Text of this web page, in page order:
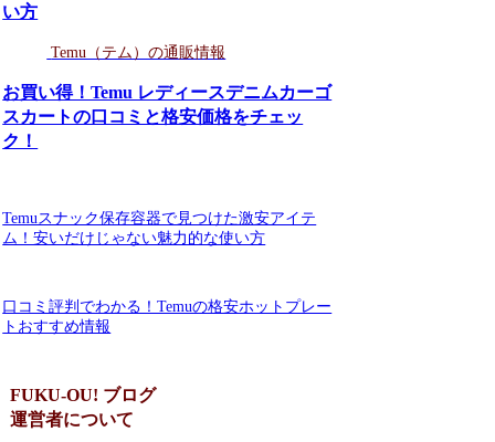
い方
Temu（テム）の通販情報
お買い得！Temu レディースデニムカーゴ
スカートの口コミと格安価格をチェッ
ク！
Temuスナック保存容器で見つけた激安アイテ
ム！安いだけじゃない魅力的な使い方
口コミ評判でわかる！Temuの格安ホットプレー
トおすすめ情報
FUKU-OU! ブログ
運営者について